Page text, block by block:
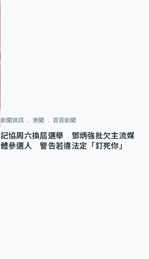
新聞資訊 港聞 首頁新聞
記協周六換屆選舉 鄧炳強批欠主流媒
體參選人 警告若違法定「釘死你」